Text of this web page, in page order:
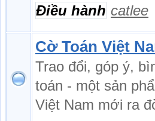
Điều hành catlee
Cờ Toán Việt
Trao đổi, góp ý,
toán - một sản
Việt Nam mới ra